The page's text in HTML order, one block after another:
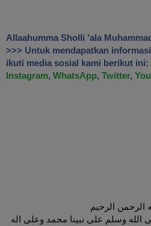
Allaahumma Sholli 'ala
>>> Untuk mendapatkan
ikuti media sosial kami berikut ini:
Instagram, WhatsApp, Twitter,
الرحمن الرحيم
الله وسلم على نبينا محمد وعلى اله